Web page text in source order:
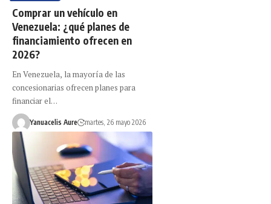
Comprar un vehículo en
Venezuela: ¿qué planes de
financiamiento ofrecen en
2026?
En Venezuela, la mayoría de las
concesionarias ofrecen planes para
financiar el…
Yanuacelis Aure martes, 26 mayo 2026